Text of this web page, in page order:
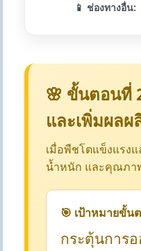
📱 ช่องทางอื่น:
🌸 ขั้นตอนที่
และเพิ่มผลผ
เมื่อพืชโตแข็งแรง
น้ำหนัก และคุณภา
🎯 เป้าหมายขั้น
กระตุ้นการ